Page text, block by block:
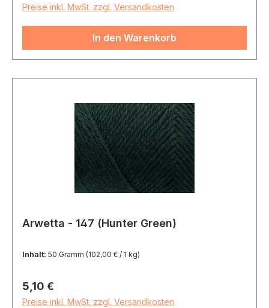
Preise inkl. MwSt. zzgl. Versandkosten
In den Warenkorb
Arwetta - 147 (Hunter Green)
Inhalt: 50 Gramm (102,00 € / 1 kg)
Regulärer Preis:
5,10 €
Preise inkl. MwSt. zzgl. Versandkosten